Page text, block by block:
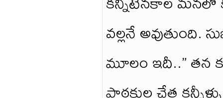
వల్లనే అవుతుంది.
మూలం ఇదీ..”
పాఠకుల చేత